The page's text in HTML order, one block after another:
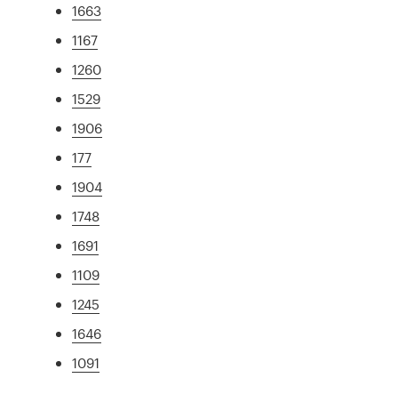
1663
1167
1260
1529
1906
177
1904
1748
1691
1109
1245
1646
1091